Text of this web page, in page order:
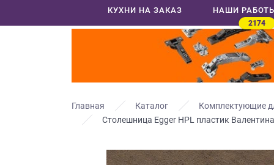
КУХНИ НА ЗАКАЗ НАШИ
2174
Главная Каталог Комплектующие
Столешница Egger HPL пластик